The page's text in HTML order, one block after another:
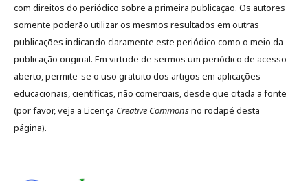
com direitos do periódico sobre a primeira publicação. Os autores
somente poderão utilizar os mesmos resultados em outras
publicações indicando claramente este periódico como o meio da
publicação original. Em virtude de sermos um periódico de acesso
aberto, permite-se o uso gratuito dos artigos em aplicações
educacionais, científicas, não comerciais, desde que citada a fonte
(por favor, veja a Licença Creative Commonsno rodapé desta
página).